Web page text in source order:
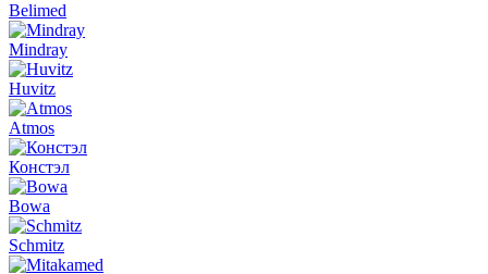
Belimed
Mindray
Huvitz
Atmos
Констэл
Bowa
Schmitz